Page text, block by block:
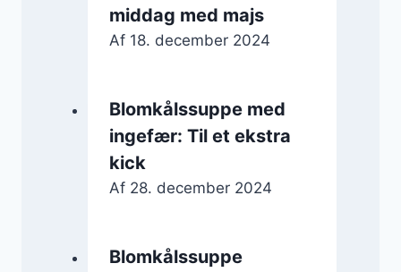
middag med majs
Af 18. december 2024
Blomkålssuppe med
ingefær: Til et ekstra
kick
Af 28. december 2024
Blomkålssuppe